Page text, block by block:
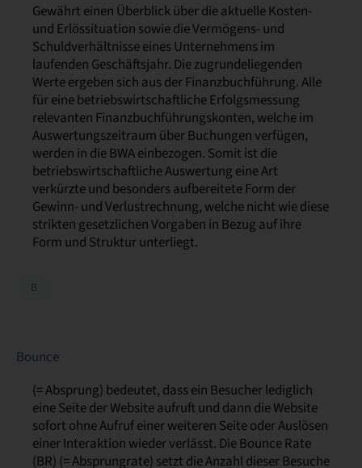
Gewährt einen Überblick über die aktuelle Kosten-
und Erlössituation sowie die Vermögens- und
Schuldverhältnisse eines Unternehmens im
laufenden Geschäftsjahr. Die zugrundeliegenden
Werte ergeben sich aus der Finanzbuchführung. Alle
für eine betriebswirtschaftliche Erfolgsmessung
relevanten Finanzbuchführungskonten, welche im
Auswertungszeitraum über Buchungen verfügen,
werden in die BWA einbezogen. Somit ist die
betriebswirtschaftliche Auswertung eine Art
verkürzte und besonders aufbereitete Form der
Gewinn- und Verlustrechnung, welche nicht wie diese
strikten gesetzlichen Vorgaben in Bezug auf ihre
Form und Struktur unterliegt.
B
Bounce
(= Absprung) bedeutet, dass ein Besucher lediglich
eine Seite der Website aufruft und dann die Website
sofort ohne Aufruf einer weiteren Seite oder Auslösen
einer Interaktion wieder verlässt. Die Bounce Rate
(BR) (= Absprungrate) setzt die Anzahl dieser Besuche